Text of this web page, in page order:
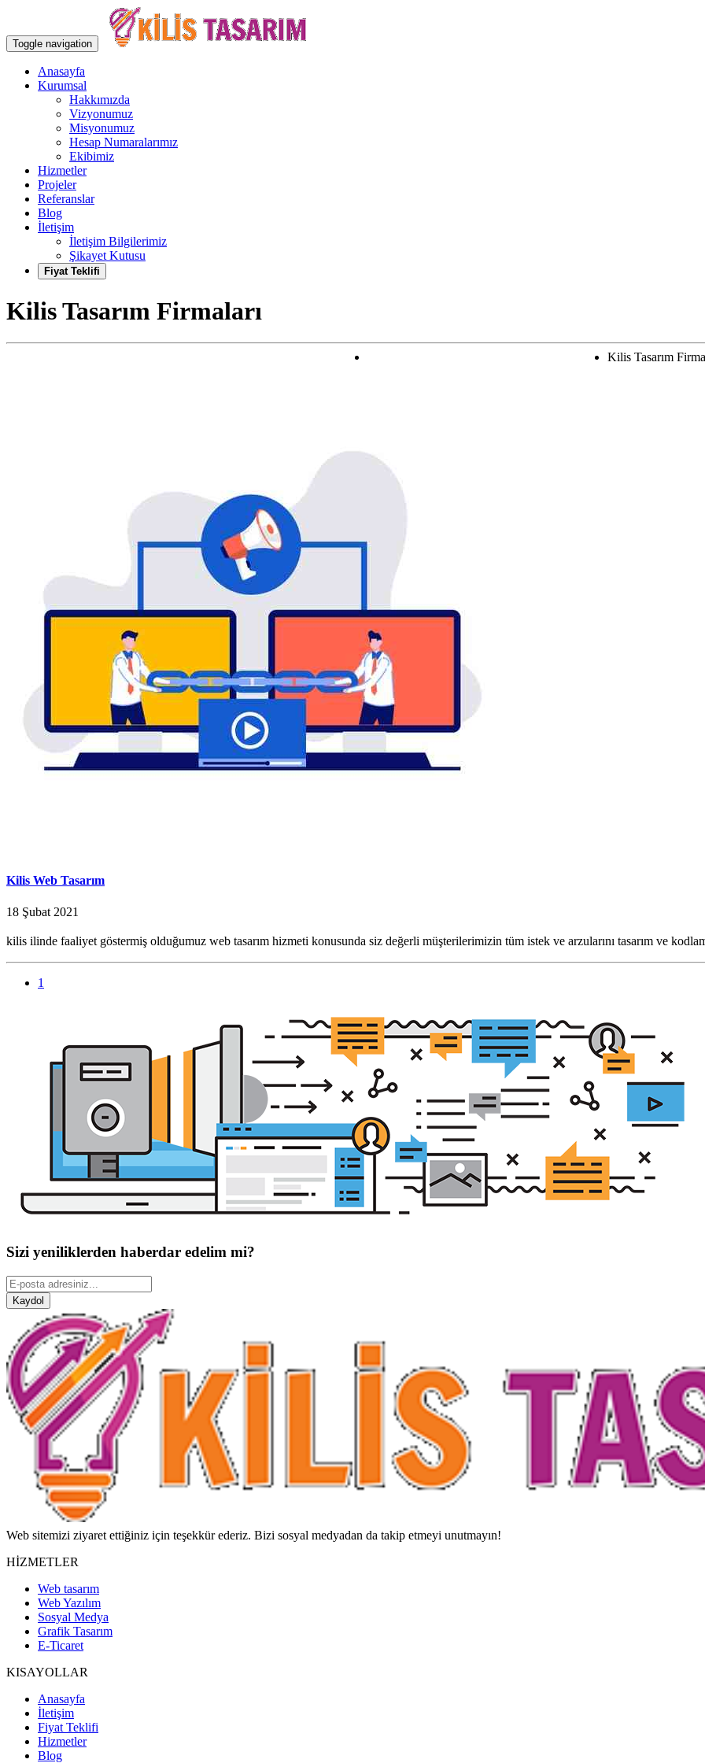
Toggle navigation
Anasayfa
Kurumsal
Hakkımızda
Vizyonumuz
Misyonumuz
Hesap Numaralarımız
Ekibimiz
Hizmetler
Projeler
Referanslar
Blog
İletişim
İletişim Bilgilerimiz
Şikayet Kutusu
Fiyat Teklifi
Kilis Tasarım Firmaları
Kilis Tasarım
Kilis Web Tasarım
18 Şubat 2021
kilis ilinde faaliyet göstermiş olduğumuz web tasarım hizmeti konusunda siz değerli müşterilerimizin tüm istek ve arzularını tasarım ve
1
Sizi yeniliklerden haberdar edelim mi?
Kaydol
Web sitemizi ziyaret ettiğiniz için teşekkür ederiz. Bizi sosyal medyadan da takip etmeyi unutmayın!
HIZMETLER
Web tasarım
Web Yazılım
Sosyal Medya
Grafik Tasarım
E-Ticaret
KISAYOLLAR
Anasayfa
İletişim
Fiyat Teklifi
Hizmetler
Blog